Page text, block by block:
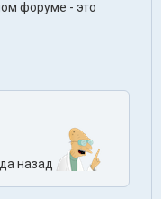
форуме - это
назад